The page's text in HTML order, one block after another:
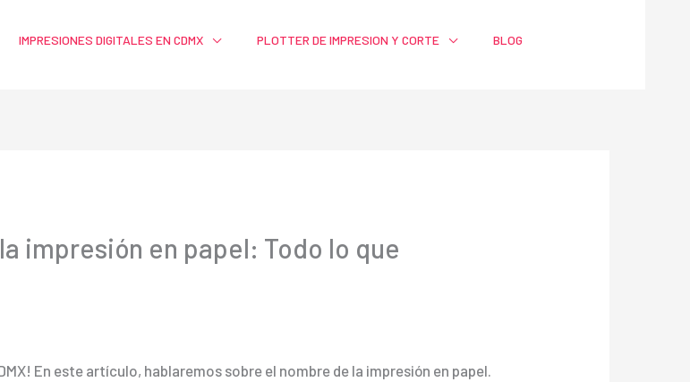
IMPRESIONES DIGITALES EN CDMX PLOTTER DE IMPRESION Y CORTE
BLOG
impresión en papel: Todo lo que
En este artículo, hablaremos sobre el nombre de la impresión en papel.